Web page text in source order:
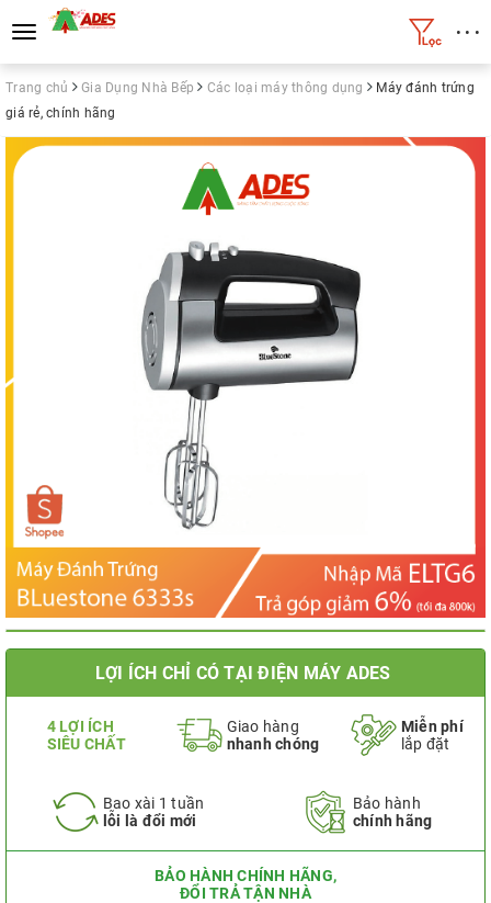
Toggle
navigation
• • •
Trang chủ Gia Dụng Nhà Bếp Các loại máy thông dụng
Máy đánh trứng
giá rẻ, chính hãng
LỢI ÍCH CHỈ CÓ TẠI ĐIỆN MÁY ADES
4 LỢI ÍCH
SIÊU CHẤT
Giao hàng
nhanh chóng
Miễn phí
lắp đặt
Bao xài 1 tuần
lỗi là đổi mới
Bảo hành
chính hãng
BẢO HÀNH CHÍNH HÃNG,
ĐỔI TRẢ TẬN NHÀ